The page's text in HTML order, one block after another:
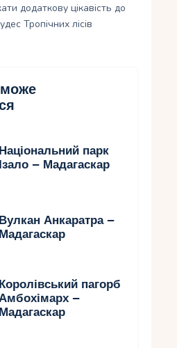
додаткову цікавість до
Тропічних лісів
Національний парк
Ізало – Мадагаскар
Вулкан Анкаратра –
Мадагаскар
Королівський пагорб
Амбохімарх –
Мадагаскар